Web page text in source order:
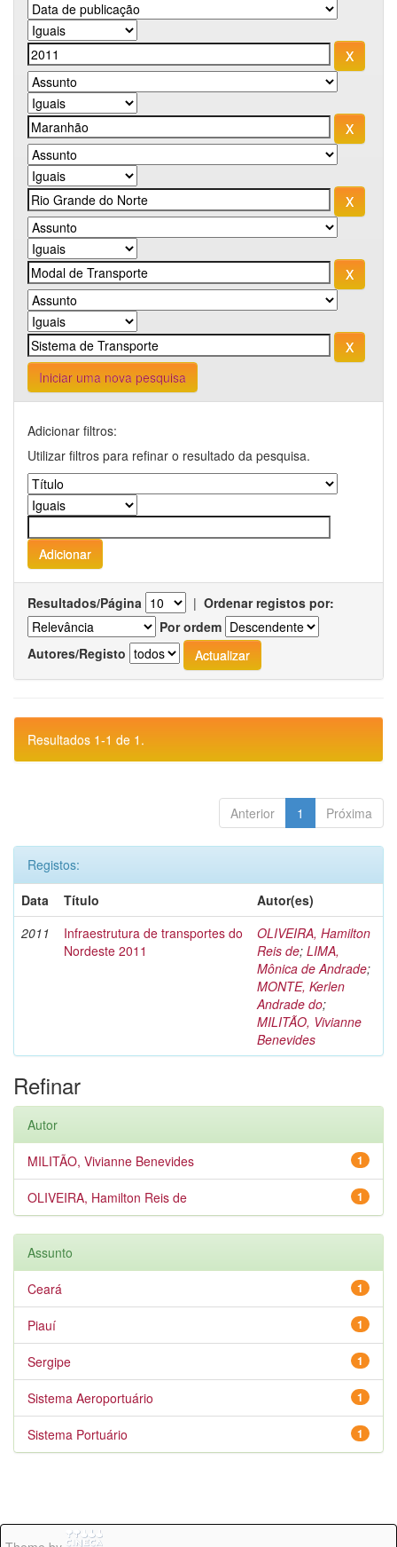
Iniciar uma nova pesquisa
Adicionar filtros:
Utilizar filtros para refinar o resultado da pesquisa.
Resultados/Página | Ordenar registos por:
Por ordem
Autores/Registo
Resultados 1-1 de 1.
Anterior 1 Próxima
Registos:
Data
Título
Autor(es)
2011
Infraestrutura de transportes do
Nordeste 2011
OLIVEIRA, Hamilton
Reis de; LIMA,
Mônica de Andrade;
MONTE, Kerlen
Andrade do;
MILITÃO, Vivianne
Benevides
Refinar
Autor
1
MILITÃO, Vivianne Benevides
1
OLIVEIRA, Hamilton Reis de
Assunto
1
Ceará
1
Piauí
1
Sergipe
1
Sistema Aeroportuário
1
Sistema Portuário